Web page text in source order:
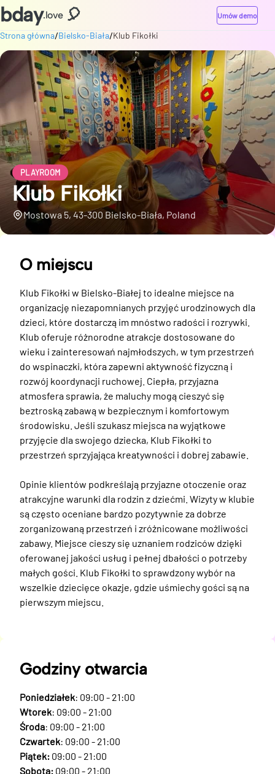
bday.love 🎈 Umów demo
Strona główna/Bielsko-Biała/Klub Fikołki
PLAYROOM
Klub Fikołki
Mostowa 5, 43-300 Bielsko-Biała, Poland
O miejscu
Klub Fikołki w Bielsko-Białej to idealne miejsce na
organizację niezapomnianych przyjęć urodzinowych dla
dzieci, które dostarczą im mnóstwo radości i rozrywki.
Klub oferuje różnorodne atrakcje dostosowane do
wieku i zainteresowań najmłodszych, w tym przestrzeń
do wspinaczki, która zapewni aktywność fizyczną i
rozwój koordynacji ruchowej. Ciepła, przyjazna
atmosfera sprawia, że maluchy mogą cieszyć się
beztroską zabawą w bezpiecznym i komfortowym
środowisku. Jeśli szukasz miejsca na wyjątkowe
przyjęcie dla swojego dziecka, Klub Fikołki to
przestrzeń sprzyjająca kreatywności i dobrej zabawie.
Opinie klientów podkreślają przyjazne otoczenie oraz
atrakcyjne warunki dla rodzin z dziećmi. Wizyty w klubie
są często oceniane bardzo pozytywnie za dobrze
zorganizowaną przestrzeń i zróżnicowane możliwości
zabawy. Miejsce cieszy się uznaniem rodziców dzięki
oferowanej jakości usług i pełnej dbałości o potrzeby
małych gości. Klub Fikołki to sprawdzony wybór na
wszelkie dziecięce okazje, gdzie uśmiechy gości są na
pierwszym miejscu.
Godziny otwarcia
Poniedziałek: 09:00 - 21:00
Wtorek: 09:00 - 21:00
Środa: 09:00 - 21:00
Czwartek: 09:00 - 21:00
Piątek: 09:00 - 21:00
Sobota: 09:00 - 21:00